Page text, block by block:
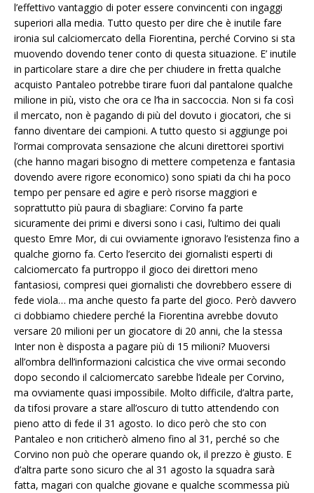
l’effettivo vantaggio di poter essere convincenti con ingaggi
superiori alla media. Tutto questo per dire che è inutile fare
ironia sul calciomercato della Fiorentina, perché Corvino si sta
muovendo dovendo tener conto di questa situazione. E’ inutile
in particolare stare a dire che per chiudere in fretta qualche
acquisto Pantaleo potrebbe tirare fuori dal pantalone qualche
milione in più, visto che ora ce l’ha in saccoccia. Non si fa così
il mercato, non è pagando di più del dovuto i giocatori, che si
fanno diventare dei campioni. A tutto questo si aggiunge poi
l’ormai comprovata sensazione che alcuni direttorei sportivi
(che hanno magari bisogno di mettere competenza e fantasia
dovendo avere rigore economico) sono spiati da chi ha poco
tempo per pensare ed agire e però risorse maggiori e
soprattutto più paura di sbagliare: Corvino fa parte
sicuramente dei primi e diversi sono i casi, l’ultimo dei quali
questo Emre Mor, di cui ovviamente ignoravo l’esistenza fino a
qualche giorno fa. Certo l’esercito dei giornalisti esperti di
calciomercato fa purtroppo il gioco dei direttori meno
fantasiosi, compresi quei giornalisti che dovrebbero essere di
fede viola… ma anche questo fa parte del gioco. Però davvero
ci dobbiamo chiedere perché la Fiorentina avrebbe dovuto
versare 20 milioni per un giocatore di 20 anni, che la stessa
Inter non è disposta a pagare più di 15 milioni? Muoversi
all’ombra dell’informazioni calcistica che vive ormai secondo
dopo secondo il calciomercato sarebbe l’ideale per Corvino,
ma ovviamente quasi impossibile. Molto difficile, d’altra parte,
da tifosi provare a stare all’oscuro di tutto attendendo con
pieno atto di fede il 31 agosto. Io dico però che sto con
Pantaleo e non criticherò almeno fino al 31, perché so che
Corvino non può che operare quando ok, il prezzo è giusto. E
d’altra parte sono sicuro che al 31 agosto la squadra sarà
fatta, magari con qualche giovane e qualche scommessa più